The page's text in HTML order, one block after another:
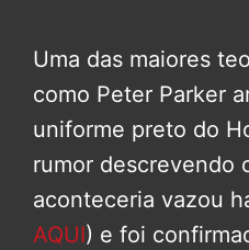
Uma das maiores
como Peter Parker
uniforme preto do
rumor descrevendo
aconteceria vazou
AQUI) e foi